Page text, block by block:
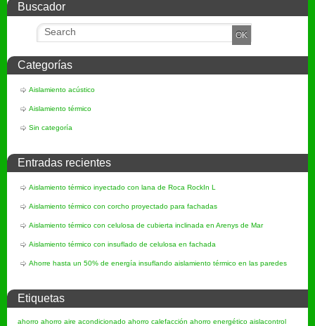
Buscador
Categorías
Aislamiento acústico
Aislamiento térmico
Sin categoría
Entradas recientes
Aislamiento térmico inyectado con lana de Roca RockIn L
Aislamiento térmico con corcho proyectado para fachadas
Aislamiento térmico con celulosa de cubierta inclinada en Arenys de Mar
Aislamiento térmico con insuflado de celulosa en fachada
Ahorre hasta un 50% de energía insuflando aislamiento térmico en las paredes
Etiquetas
ahorro ahorro aire acondicionado ahorro calefacción ahorro energético aislacontrol